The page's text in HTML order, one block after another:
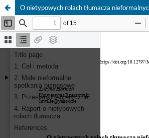
O nietypowych rolach tłumacza